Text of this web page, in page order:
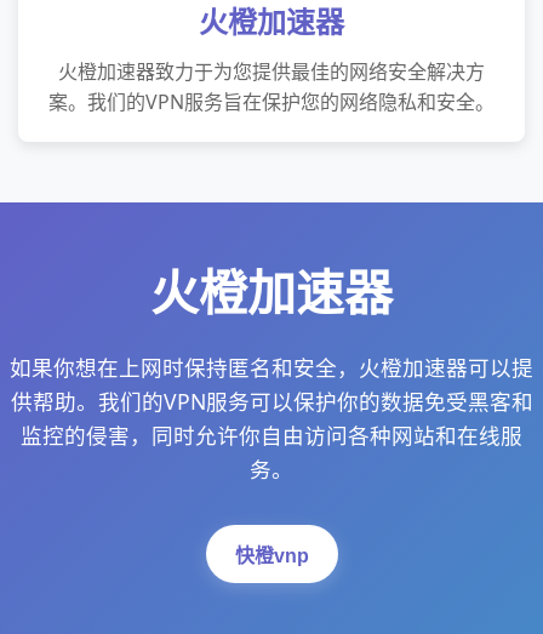
火橙加速器
火橙加速器致力于为您提供最佳的网络安全解决方
案。我们的VPN服务旨在保护您的网络隐私和安全。
火橙加速器
如果你想在上网时保持匿名和安全，火橙加速器可以提
供帮助。我们的VPN服务可以保护你的数据免受黑客和
监控的侵害，同时允许你自由访问各种网站和在线服
务。
快橙vnp